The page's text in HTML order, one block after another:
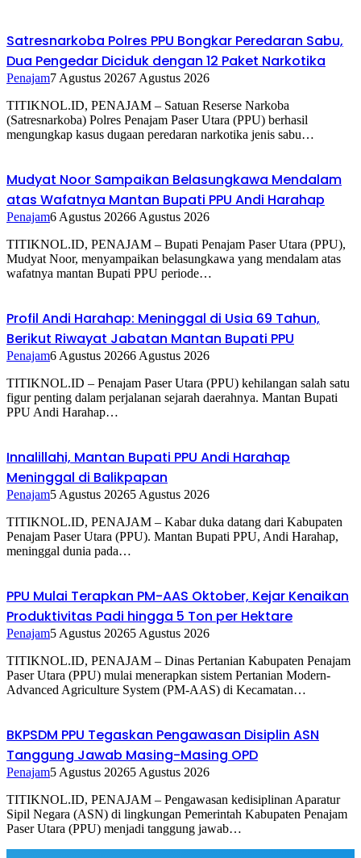
Satresnarkoba Polres PPU Bongkar Peredaran Sabu,
Dua Pengedar Diciduk dengan 12 Paket Narkotika
Penajam7 Agustus 20267 Agustus 2026
TITIKNOL.ID, PENAJAM – Satuan Reserse Narkoba
(Satresnarkoba) Polres Penajam Paser Utara (PPU) berhasil
mengungkap kasus dugaan peredaran narkotika jenis sabu…
Mudyat Noor Sampaikan Belasungkawa Mendalam
atas Wafatnya Mantan Bupati PPU Andi Harahap
Penajam6 Agustus 20266 Agustus 2026
TITIKNOL.ID, PENAJAM – Bupati Penajam Paser Utara (PPU),
Mudyat Noor, menyampaikan belasungkawa yang mendalam atas
wafatnya mantan Bupati PPU periode…
Profil Andi Harahap: Meninggal di Usia 69 Tahun,
Berikut Riwayat Jabatan Mantan Bupati PPU
Penajam6 Agustus 20266 Agustus 2026
TITIKNOL.ID – Penajam Paser Utara (PPU) kehilangan salah satu
figur penting dalam perjalanan sejarah daerahnya. Mantan Bupati
PPU Andi Harahap…
Innalillahi, Mantan Bupati PPU Andi Harahap
Meninggal di Balikpapan
Penajam5 Agustus 20265 Agustus 2026
TITIKNOL.ID, PENAJAM – Kabar duka datang dari Kabupaten
Penajam Paser Utara (PPU). Mantan Bupati PPU, Andi Harahap,
meninggal dunia pada…
PPU Mulai Terapkan PM-AAS Oktober, Kejar Kenaikan
Produktivitas Padi hingga 5 Ton per Hektare
Penajam5 Agustus 20265 Agustus 2026
TITIKNOL.ID, PENAJAM – Dinas Pertanian Kabupaten Penajam
Paser Utara (PPU) mulai menerapkan sistem Pertanian Modern-
Advanced Agriculture System (PM-AAS) di Kecamatan…
BKPSDM PPU Tegaskan Pengawasan Disiplin ASN
Tanggung Jawab Masing-Masing OPD
Penajam5 Agustus 20265 Agustus 2026
TITIKNOL.ID, PENAJAM – Pengawasan kedisiplinan Aparatur
Sipil Negara (ASN) di lingkungan Pemerintah Kabupaten Penajam
Paser Utara (PPU) menjadi tanggung jawab…